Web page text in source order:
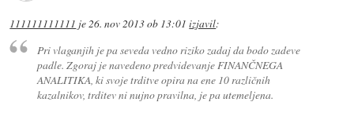
111111111111 je26. nov 2013 ob 13:01 izjavil:
Pri vlaganjih je pa seveda vedno riziko zadaj da bodo zadeve
padle. Zgoraj je navedeno predvidevanje FINANČNEGA
ANALITIKA, ki svoje trditve opira na ene 10 različnih
kazalnikov, trditev ni nujno pravilna, je pa utemeljena.